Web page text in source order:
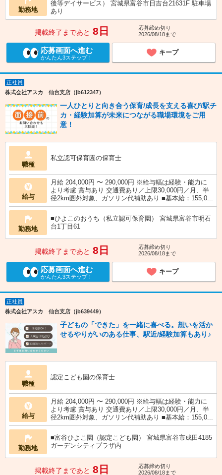
勤務地
後等デイサービス） 宮城県富谷市日吉台21631F 駐車場
あり
掲載終了まであと 8日
応募締め切り
2026/08/18まで
応募画面へ進む
かんたん3ステップ！
キープ
正社員
株式会社アスカ 仙台支店（jb612347）
一人ひとりと向き合う保育/成長を支える喜び/駅チ
カ・経験加算が未来につながる職場環境をご用
意！
職種
私立認可保育園の保育士
給与
月給 204,000円 〜 290,000円 ※給与幅は経験・能力に
より考慮 賞与あり 交通費あり／上限30,000円／月、半
径2km圏外対象、ガソリン代補助あり ■基本給：155,0...
勤務地
■ひよこのおうち（私立認可保育園） 宮城県富谷市明石
台1丁目61
掲載終了まであと 8日
応募締め切り
2026/08/18まで
応募画面へ進む
かんたん3ステップ！
キープ
正社員
株式会社アスカ 仙台支店（jb639449）
子どもの「できた」を一緒に喜べる。想いを活か
せるやりがいのある仕事、駅近/経験加算もあり♪
職種
認定こども園の保育士
給与
月給 204,000円 〜 290,000円 ※給与幅は経験・能力に
より考慮 賞与あり 交通費あり／上限30,000円／月、半
径2km圏外対象、ガソリン代補助あり ■基本給：155,0...
勤務地
■富谷ひよこ園（認定こども園） 宮城県富谷市成田4185
ガーデンシティプラザ内
掲載終了まであと 8日
応募締め切り
2026/08/18まで